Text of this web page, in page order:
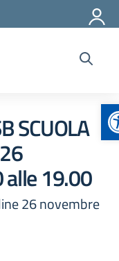
SCUOLA
19.00
26 novembre